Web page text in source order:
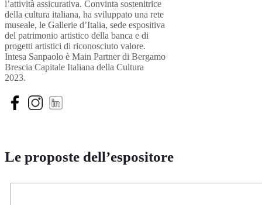
l’attività assicurativa. Convinta sostenitrice
della cultura italiana, ha sviluppato una rete
museale, le Gallerie d’Italia, sede espositiva
del patrimonio artistico della banca e di
progetti artistici di riconosciuto valore.
Intesa Sanpaolo è Main Partner di Bergamo
Brescia Capitale Italiana della Cultura
2023.
Le proposte dell’espositore